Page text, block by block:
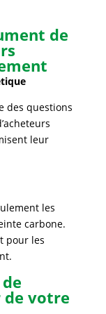
de
des questions
leur
les
carbone.
pour les
de votre